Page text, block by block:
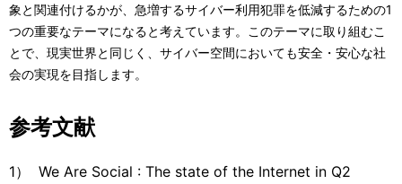
象と関連付けるかが、急増するサイバー利用犯罪を低減するための1
つの重要なテーマになると考えています。このテーマに取り組むこ
とで、現実世界と同じく、サイバー空間においても安全・安心な社
会の実現を目指します。
参考文献
1）
We Are Social : The state of the Internet in Q2